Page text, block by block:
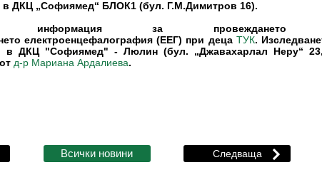
в ДКЦ „Софиямед“ БЛОК1 (бул. Г.М.Димитров 16).
информация за провеждането
електроенцефалография (ЕЕГ) при деца ТУК.
в ДКЦ "Софиямед" - Люлин (бул. „Джавахарлал Неру“
д-р Мариана Ардалиева.